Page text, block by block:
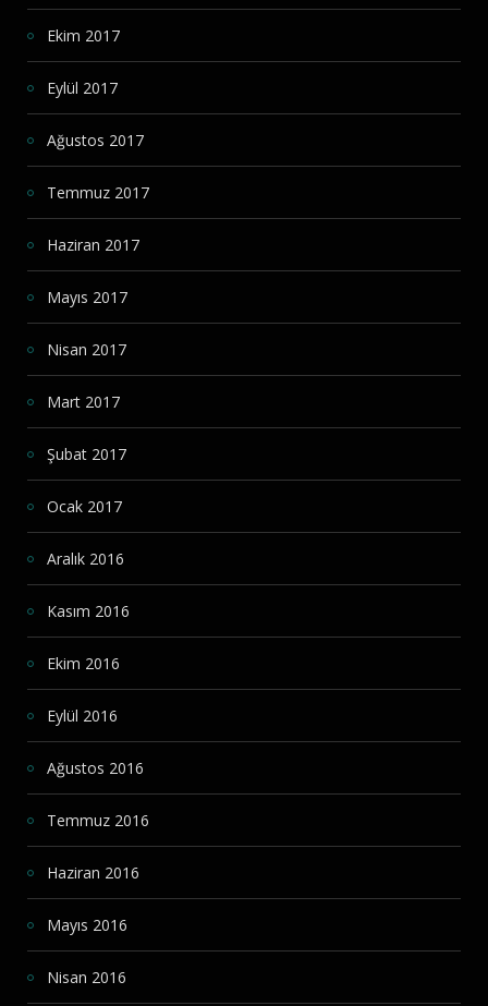
Ekim 2017
Eylül 2017
Ağustos 2017
Temmuz 2017
Haziran 2017
Mayıs 2017
Nisan 2017
Mart 2017
Şubat 2017
Ocak 2017
Aralık 2016
Kasım 2016
Ekim 2016
Eylül 2016
Ağustos 2016
Temmuz 2016
Haziran 2016
Mayıs 2016
Nisan 2016